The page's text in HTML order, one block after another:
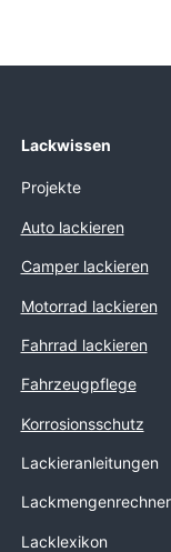
Lackwissen
Projekte
Auto lackieren
Camper lackieren
Motorrad lackieren
Fahrrad lackieren
Fahrzeugpflege
Korrosionsschutz
Lackieranleitungen
Lackmengenrechner
Lacklexikon